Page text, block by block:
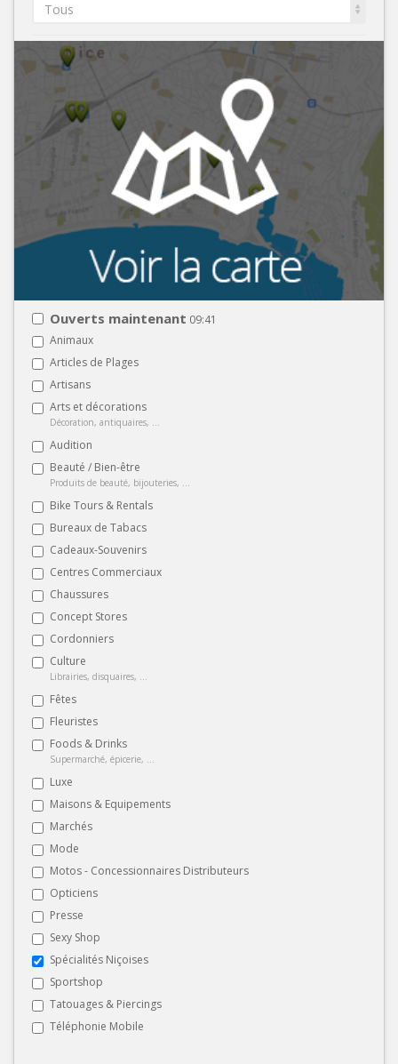
Tous
Ouverts maintenant 09:41
Animaux
Articles de Plages
Artisans
Arts et décorations
Décoration, antiquaires, ...
Audition
Beauté / Bien-être
Produits de beauté, bijouteries, ...
Bike Tours & Rentals
Bureaux de Tabacs
Cadeaux-Souvenirs
Centres Commerciaux
Chaussures
Concept Stores
Cordonniers
Culture
Librairies, disquaires, ...
Fêtes
Fleuristes
Foods & Drinks
Supermarché, épicerie, ...
Luxe
Maisons & Equipements
Marchés
Mode
Motos - Concessionnaires Distributeurs
Opticiens
Presse
Sexy Shop
Spécialités Niçoises
Sportshop
Tatouages & Piercings
Téléphonie Mobile